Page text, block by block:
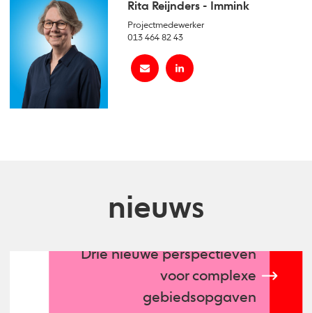
Rita Reijnders - Immink
Projectmedewerker
013 464 82 43
nieuws
Drie nieuwe perspectieven
voor complexe
gebiedsopgaven